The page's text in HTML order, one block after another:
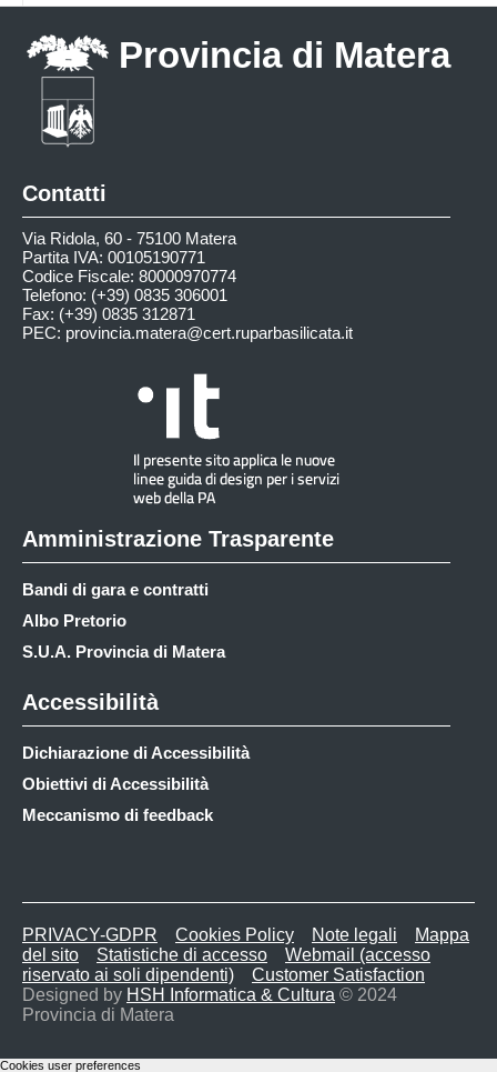
Provincia di Matera
Contatti
Via Ridola, 60 - 75100 Matera
Partita IVA: 00105190771
Codice Fiscale: 80000970774
Telefono: (+39) 0835 306001
Fax: (+39) 0835 312871
PEC: provincia.matera@cert.ruparbasilicata.it
Amministrazione Trasparente
Bandi di gara e contratti
Albo Pretorio
S.U.A. Provincia di Matera
Accessibilità
Dichiarazione di Accessibilità
Obiettivi di Accessibilità
Meccanismo di feedback
PRIVACY-GDPR Cookies Policy Note legali
Mappa
del sito
Statistiche di accesso
Webmail (accesso
riservato ai soli dipendenti)
Customer Satisfaction
Designed by HSH Informatica & Cultura © 2024
Provincia di Matera
Cookies user preferences